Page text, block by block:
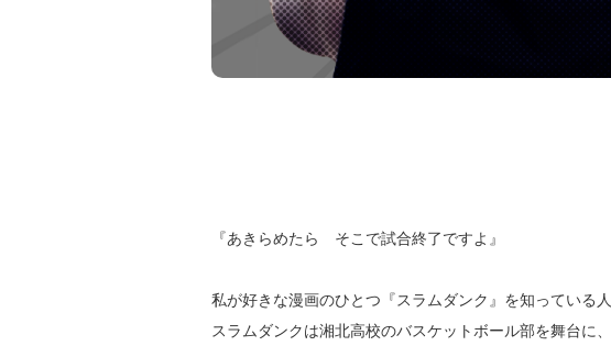
『あきらめたら そこで試合終了ですよ』
私が好きな漫画のひとつ『スラムダンク』を知っている
スラムダンクは湘北高校のバスケットボール部を舞台に